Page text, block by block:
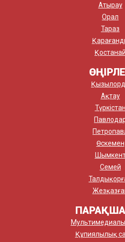
Атырау
Орал
Тараз
Қостанай
Ақтау
Түркістан
Өскемен
Семей
Құпиялылық